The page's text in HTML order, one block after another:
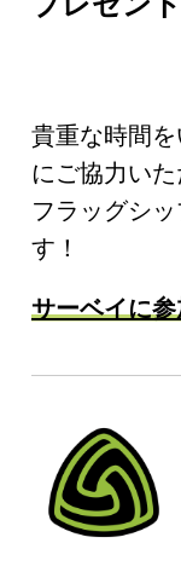
貴重な時間
にご協力い
フラッグシ
す！
サーベイに